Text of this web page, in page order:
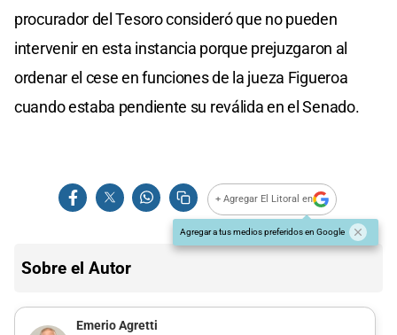
procurador del Tesoro consideró que no pueden
intervenir en esta instancia porque prejuzgaron al
ordenar el cese en funciones de la jueza Figueroa
cuando estaba pendiente su reválida en el Senado.
+ Agregar El Litoral en
Agregar a tus medios preferidos en Google
Sobre el Autor
Emerio Agretti